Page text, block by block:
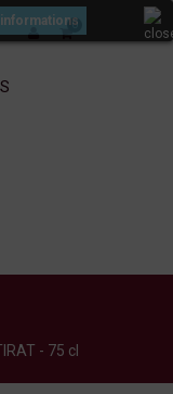
0
- 75 cl